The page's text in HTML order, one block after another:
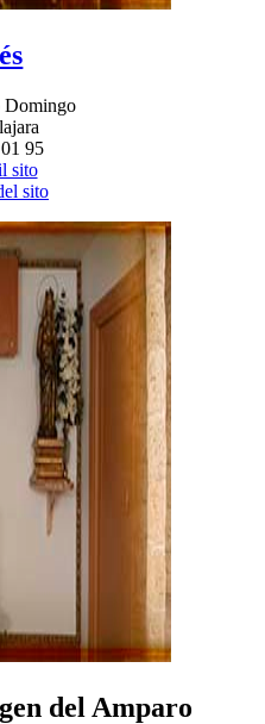
Domingo
95
sito
sito
del Amparo